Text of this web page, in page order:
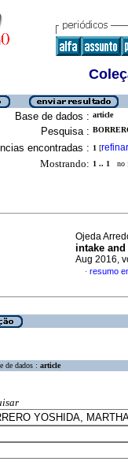
Base de dados : article
Pesquisa :
encontradas : 1 [refinar
Mostrando: 1 .. 1 no
Ojeda
intake
Aug 2016,
· resumo
de dados : article